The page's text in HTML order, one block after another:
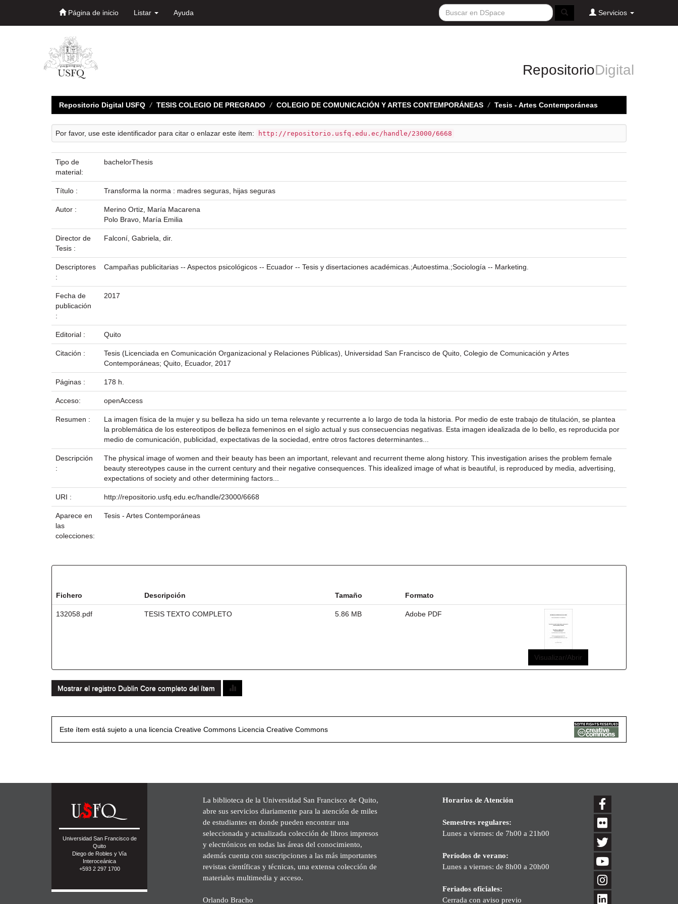
Página de inicio Listar Ayuda Servicios
RepositorioDigital
Repositorio Digital USFQ TESIS COLEGIO DE PREGRADO COLEGIO DE COMUNICACIÓN Y ARTES CONTEMPORÁNEAS Tesis - Artes Contemporáneas
Por favor, use este identificador para citar o enlazar este ítem: http://repositorio.usfq.edu.ec/handle/23000/6668
Tipo de
material:
bachelorThesis
Título : Transforma la norma : madres seguras, hijas seguras
Autor :
Merino Ortiz, María Macarena
Polo Bravo, María Emilia
Director de
Tesis :
Falconí, Gabriela, dir.
Descriptores
:
Campañas publicitarias -- Aspectos psicológicos -- Ecuador -- Tesis y disertaciones académicas.;Autoestima.;Sociología -- Marketing.
Fecha de
publicación
:
2017
Editorial : Quito
Citación :
Tesis (Licenciada en Comunicación Organizacional y Relaciones Públicas), Universidad San Francisco de Quito, Colegio de Comunicación y Artes
Contemporáneas; Quito, Ecuador, 2017
Páginas : 178 h.
Acceso: openAccess
Resumen :
La imagen física de la mujer y su belleza ha sido un tema relevante y recurrente a lo largo de toda la historia. Por medio de este trabajo de titulación, se plantea
la problemática de los estereotipos de belleza femeninos en el siglo actual y sus consecuencias negativas. Esta imagen idealizada de lo bello, es reproducida por
medio de comunicación, publicidad, expectativas de la sociedad, entre otros factores determinantes...
Descripción
:
The physical image of women and their beauty has been an important, relevant and recurrent theme along history. This investigation arises the problem female
beauty stereotypes cause in the current century and their negative consequences. This idealized image of what is beautiful, is reproduced by media, advertising,
expectations of society and other determining factors...
URI : http://repositorio.usfq.edu.ec/handle/23000/6668
Aparece en
las
colecciones:
Tesis - Artes Contemporáneas
Fichero Descripción Tamaño Formato
132058.pdf TESIS TEXTO COMPLETO 5.86 MB Adobe PDF
Visualizar/Abrir
Mostrar el registro Dublin Core completo del ítem
Este ítem está sujeto a una licencia Creative Commons Licencia Creative Commons
Universidad San Francisco de
Quito
Diego de Robles y Vía
Interoceánica
+593 2 297 1700
La biblioteca de la Universidad San Francisco de Quito,
abre sus servicios diariamente para la atención de miles
de estudiantes en donde pueden encontrar una
seleccionada y actualizada colección de libros impresos
y electrónicos en todas las áreas del conocimiento,
además cuenta con suscripciones a las más importantes
revistas científicas y técnicas, una extensa colección de
materiales multimedia y acceso.
Orlando Bracho
Horarios de Atención
Semestres regulares:
Lunes a viernes: de 7h00 a 21h00
Períodos de verano:
Lunes a viernes: de 8h00 a 20h00
Feriados oficiales:
Cerrada con aviso previo